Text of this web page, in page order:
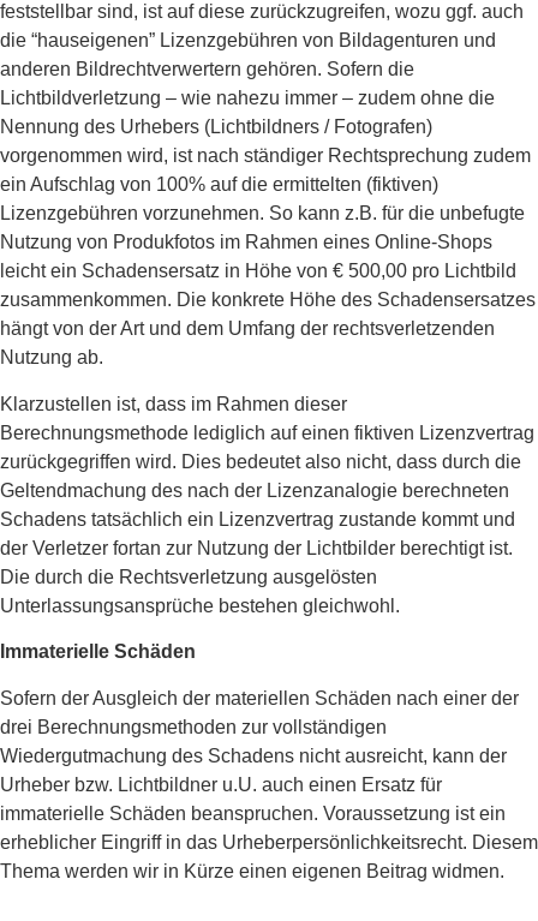
feststellbar sind, ist auf diese zurückzugreifen, wozu ggf. auch
die “hauseigenen” Lizenzgebühren von Bildagenturen und
anderen Bildrechtverwertern gehören. Sofern die
Lichtbildverletzung – wie nahezu immer – zudem ohne die
Nennung des Urhebers (Lichtbildners / Fotografen)
vorgenommen wird, ist nach ständiger Rechtsprechung zudem
ein Aufschlag von 100% auf die ermittelten (fiktiven)
Lizenzgebühren vorzunehmen. So kann z.B. für die unbefugte
Nutzung von Produkfotos im Rahmen eines Online-Shops
leicht ein Schadensersatz in Höhe von € 500,00 pro Lichtbild
zusammenkommen. Die konkrete Höhe des Schadensersatzes
hängt von der Art und dem Umfang der rechtsverletzenden
Nutzung ab.
Klarzustellen ist, dass im Rahmen dieser
Berechnungsmethode lediglich auf einen fiktiven Lizenzvertrag
zurückgegriffen wird. Dies bedeutet also nicht, dass durch die
Geltendmachung des nach der Lizenzanalogie berechneten
Schadens tatsächlich ein Lizenzvertrag zustande kommt und
der Verletzer fortan zur Nutzung der Lichtbilder berechtigt ist.
Die durch die Rechtsverletzung ausgelösten
Unterlassungsansprüche bestehen gleichwohl.
Immaterielle Schäden
Sofern der Ausgleich der materiellen Schäden nach einer der
drei Berechnungsmethoden zur vollständigen
Wiedergutmachung des Schadens nicht ausreicht, kann der
Urheber bzw. Lichtbildner u.U. auch einen Ersatz für
immaterielle Schäden beanspruchen. Voraussetzung ist ein
erheblicher Eingriff in das Urheberpersönlichkeitsrecht. Diesem
Thema werden wir in Kürze einen eigenen Beitrag widmen.